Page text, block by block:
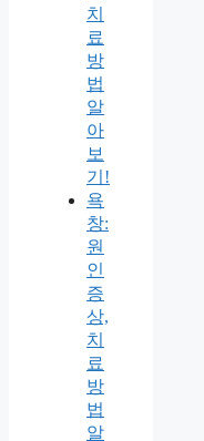
치
료
방
법
알
아
보
기!
욕
창:
원
인
증
상,
치
료
방
법
알